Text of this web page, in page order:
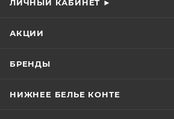
ЛИЧНЫЙ КАБИНЕТ ►
АКЦИИ
БРЕНДЫ
НИЖНЕЕ БЕЛЬЕ КОНТЕ